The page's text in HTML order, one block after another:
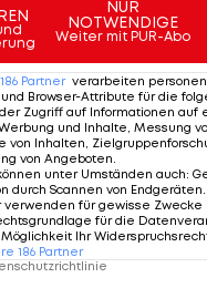
dass er sich
Spielerkarriere
hätte.
vielleicht auch mal
Rückmeldung zu
erklärte
schon 14
Fittichen
NUR
NOTWENDIGE
Weiter mit PUR-Abo
186 Partner verarbeiten
Browser-Attribute für die
Zugriff auf Informationen auf
und Inhalte, Messung
von Inhalten,
von Angeboten
unter Umständen auch:
durch Scannen von Endgeräten
verwenden für gewisse
für die
Ihr
186 Partner